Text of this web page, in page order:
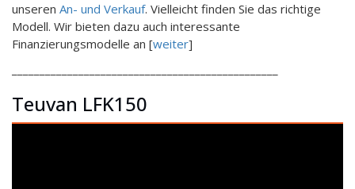
unseren An- und Verkauf. Vielleicht finden Sie das richtige
Modell. Wir bieten dazu auch interessante
Finanzierungsmodelle an [weiter]
Teuvan LFK150